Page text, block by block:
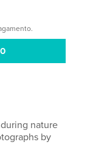
nature
by